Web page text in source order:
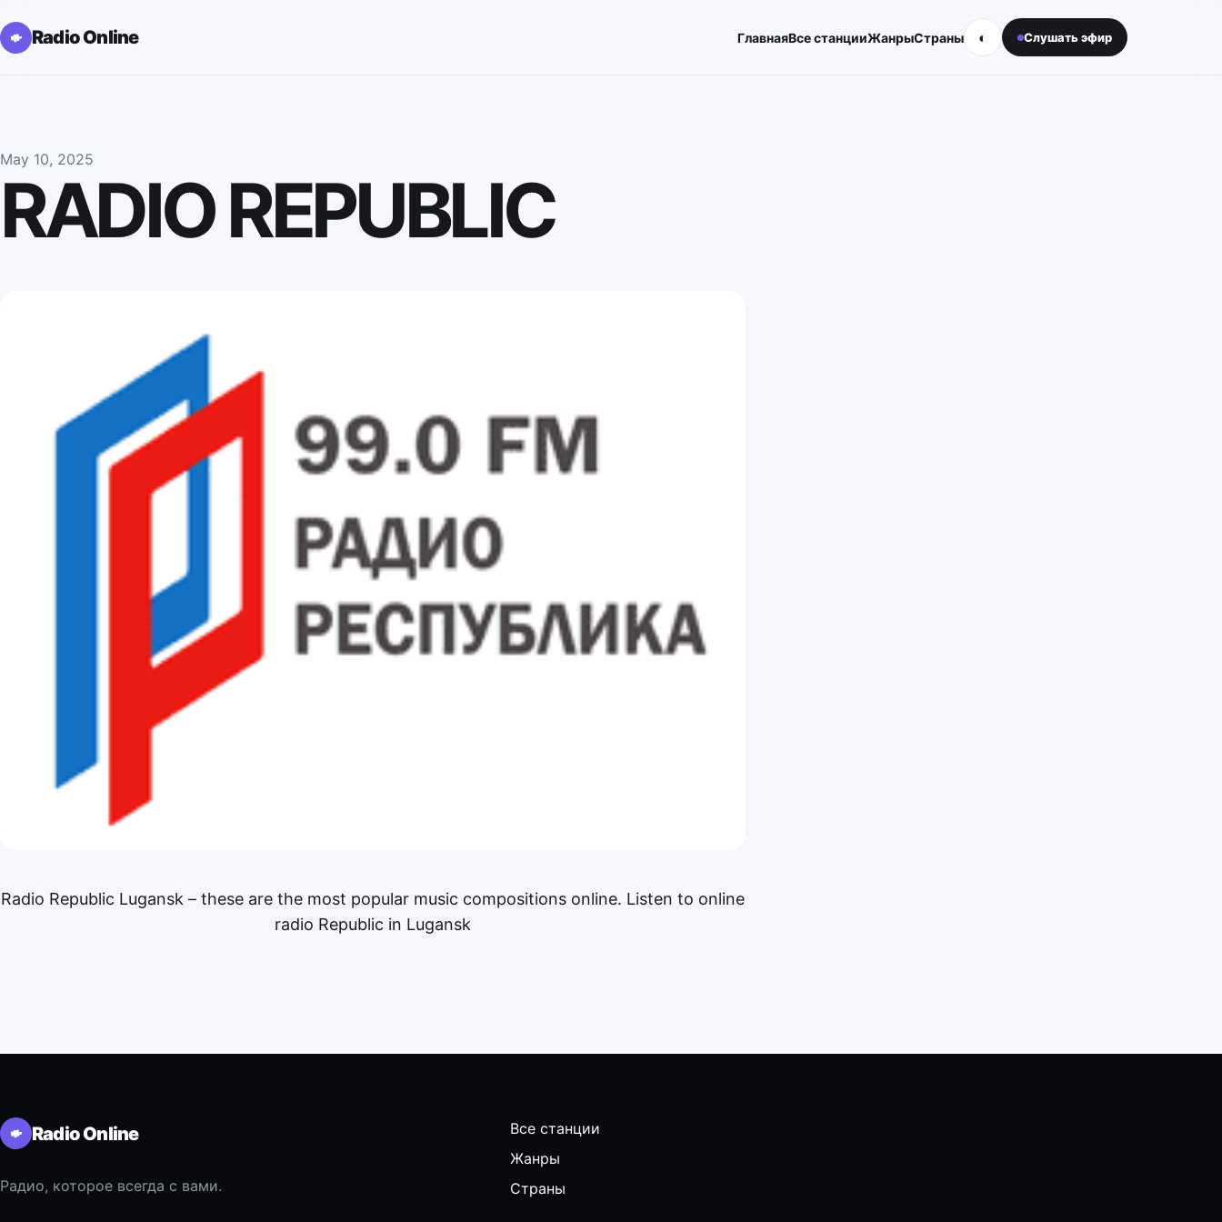
Radio Online ГлавнаяВсе станцииЖанрыСтраны ◐ Слушать эфир
May 10, 2025
RADIO REPUBLIC
Radio Republic Lugansk – these are the most popular music compositions online. Listen to online
radio Republic in Lugansk
Radio Online
Радио, которое всегда с вами.
Все станции
Жанры
Страны